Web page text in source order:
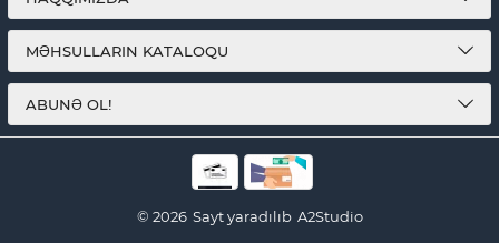
MƏHSULLARIN KATALOQU
ABUNƏ OL!
© 2026 Sayt yaradılıb A2Studio